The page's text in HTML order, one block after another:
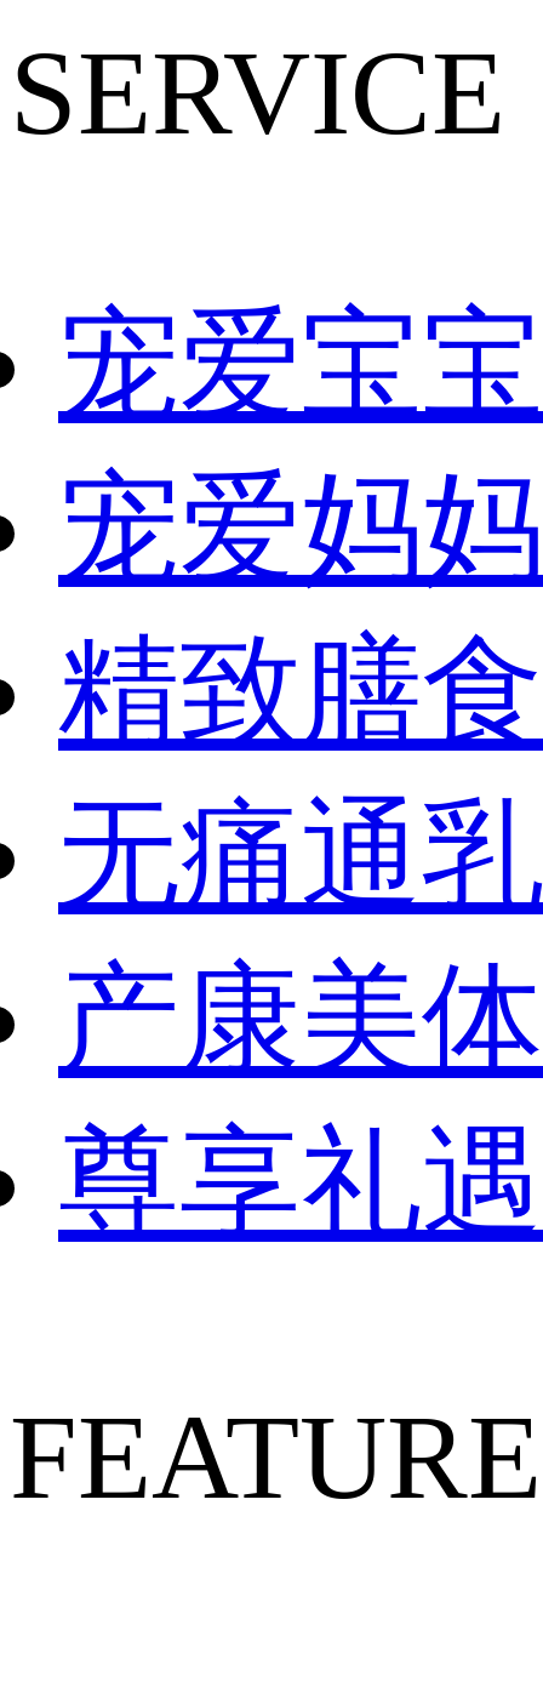
SERVICE
宠爱宝宝
宠爱妈妈
精致膳食
无痛通乳
产康美体
尊享礼遇
FEATURE